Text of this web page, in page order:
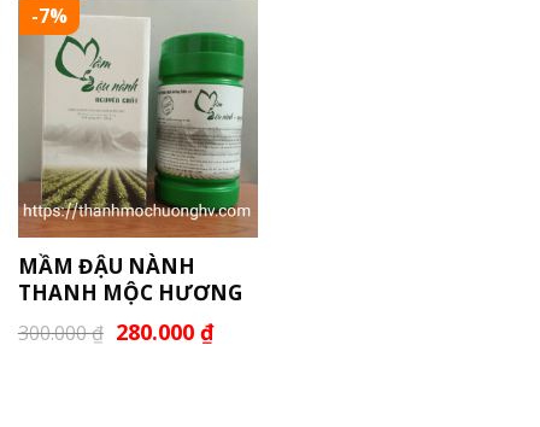
-7%
MẦM ĐẬU NÀNH
THANH MỘC HƯƠNG
300.000₫ 280.000 ₫